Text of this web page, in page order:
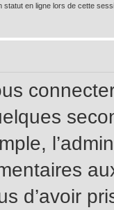
statut en ligne lors de cette
d’avoir